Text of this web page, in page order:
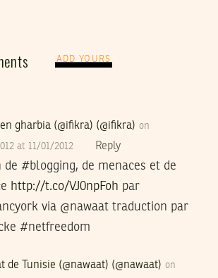
ADD YOURS
gharbia (@ifikra) (@ifikra) on
at 11/01/2012 Reply
de #blogging, de menaces et de
http://t.co/VJ0npFoh par
via @nawaat traduction par
#netfreedom
de Tunisie (@nawaat) (@nawaat) on